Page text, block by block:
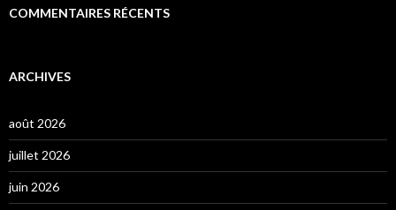
COMMENTAIRES RÉCENTS
ARCHIVES
août 2026
juillet 2026
juin 2026